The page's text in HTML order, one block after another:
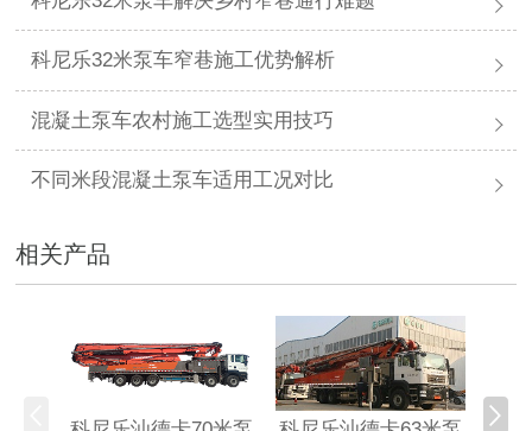
科尼乐32米泵车窄巷施工优势解析
混凝土泵车农村施工选型实用技巧
不同米段混凝土泵车适用工况对比
相关产品